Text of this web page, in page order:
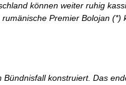
können weiter ruhig
Premier Bolojan (*)
konstruiert. Das